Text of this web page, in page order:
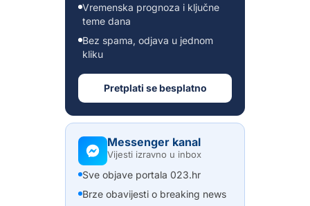
Vremenska prognoza i ključne
teme dana
Bez spama, odjava u jednom
kliku
Pretplati se besplatno
Messenger kanal
Vijesti izravno u inbox
Sve objave portala 023.hr
Brze obavijesti o breaking news